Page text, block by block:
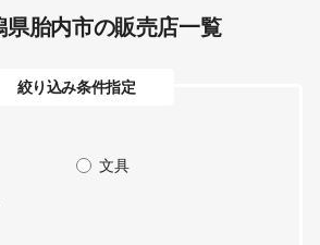
県胎内市の販売店一覧
絞り込み条件指定
文具